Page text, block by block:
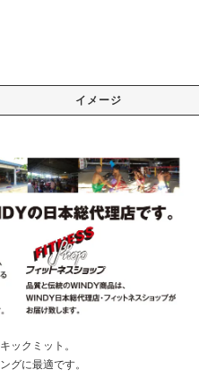
イメージ
ックミット。
グに最適です。